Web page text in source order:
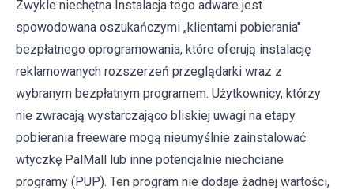
Zwykle niechętna Instalacja tego adware jest
spowodowana oszukańczymi „klientami pobierania"
bezpłatnego oprogramowania, które oferują instalację
reklamowanych rozszerzeń przeglądarki wraz z
wybranym bezpłatnym programem. Użytkownicy, którzy
nie zwracają wystarczająco bliskiej uwagi na etapy
pobierania freeware mogą nieumyślnie zainstalować
wtyczkę PalMall lub inne potencjalnie niechciane
programy (PUP). Ten program nie dodaje żadnej wartości,